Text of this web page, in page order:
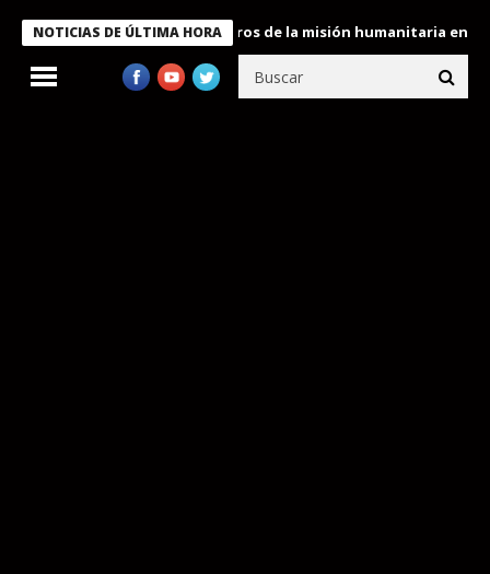
NOTICIAS DE ÚLTIMA HORA
condecora a miembros de la misión humanitaria enviada a